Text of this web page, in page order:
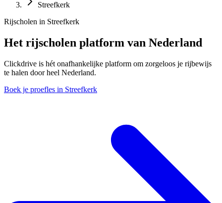
Streefkerk
Rijscholen in Streefkerk
Het rijscholen platform van Nederland
Clickdrive is hét onafhankelijke platform om zorgeloos je rijbewijs
te halen door heel Nederland.
Boek je proefles in Streefkerk